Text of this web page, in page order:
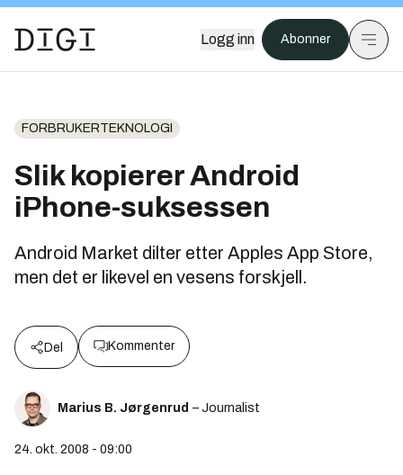
Logg inn Abonner
FORBRUKERTEKNOLOGI
Slik kopierer Android
iPhone-suksessen
Android Market dilter etter Apples App Store,
men det er likevel en vesens forskjell.
Del Kommenter
Marius B. Jørgenrud – Journalist
24. okt. 2008 - 09:00